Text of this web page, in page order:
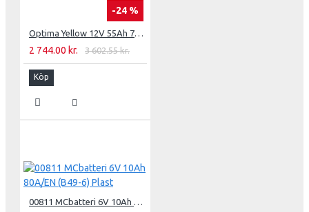
-24 %
Optima Yellow 12V 55Ah 765A / EN
2 744.00 kr. 3 602.55 kr.
Köp
00811 MCbatteri 6V 10Ah 80A/EN (B49-6) Plast